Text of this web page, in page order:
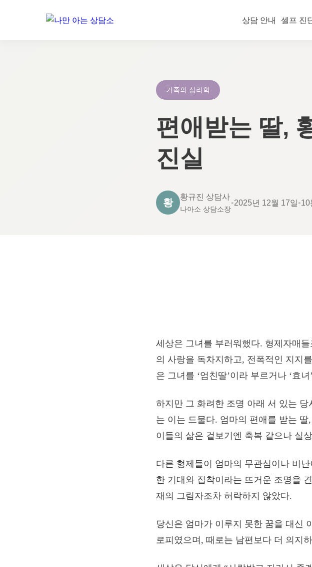
상담 안내 셀프 진
가족의 심리학
편애받는 딸,
진실
황
황규진 상담사
나아소 상담소장
•2025년 12월 17일•10
세상은 그녀를 부러워했다. 형제자매
의 사랑을 독차지하고, 전폭적인 지지
은 그녀를 ‘엄친딸’이라 부르거나 ‘효
하지만 그 화려한 조명 아래 서 있는
는 이는 드물다. 엄마의 편애를 받는 딸
이들의 삶은 겉보기엔 축복 같으나 실
다른 형제들이 엄마의 무관심이나 비
한 기대와 집착이라는 뜨거운 조명을
재의 그림자조차 허락하지 않았다.
당신은 엄마가 이루지 못한 꿈을 대신
로피였으며, 때로는 남편보다 더 의지